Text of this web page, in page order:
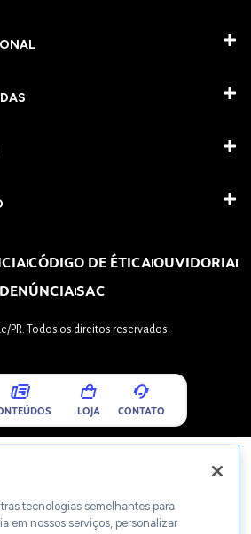
CÓDIGO DE ÉTICAOUVIDORIA
DENÚNCIASAC
PR. Todos os direitos reservados.
LOJA CONTATO
tecnologias semelhantes para
em nossos serviços, personalizar